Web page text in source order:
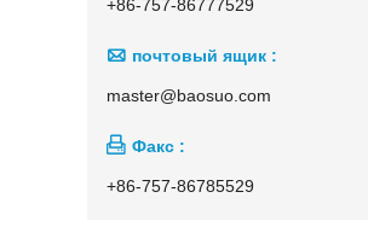
+86-757-86777529
 почтовый ящик :
master@baosuo.com
 Факс :
+86-757-86785529